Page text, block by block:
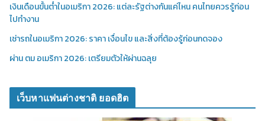
เงินเดือนขั้นต่ำในอเมริกา 2026: แต่ละรัฐต่างกันแค่ไหน คนไทยควรรู้ก่อน
ไปทำงาน
เช่ารถในอเมริกา 2026: ราคา เงื่อนไข และสิ่งที่ต้องรู้ก่อนกดจอง
ผ่าน ตม อเมริกา 2026: เตรียมตัวให้ผ่านฉลุย
เว็บหาแฟนต่างชาติ ยอดฮิต